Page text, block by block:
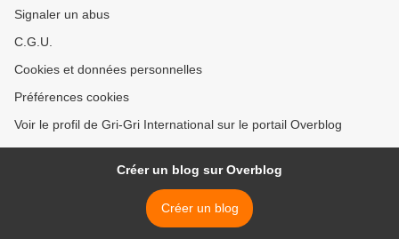
Signaler un abus
C.G.U.
Cookies et données personnelles
Préférences cookies
Voir le profil de Gri-Gri International sur le portail Overblog
Créer un blog sur Overblog
Créer un blog